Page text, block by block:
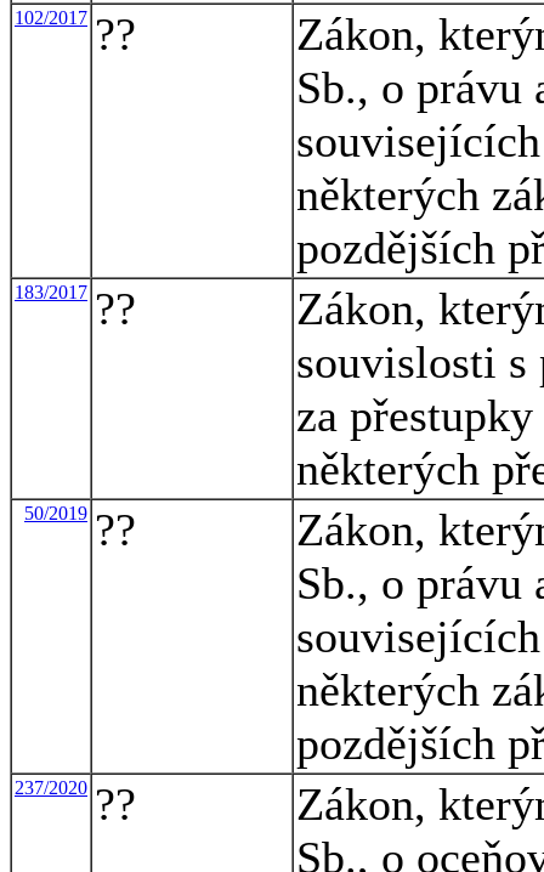
102/2017 ??
Zákon,
Sb., o právu
některých
pozdějších
183/2017 ??
Zákon,
souvislosti s
za
některých
50/2019 ??
Zákon,
Sb., o právu
některých
pozdějších
237/2020 ??
Zákon,
Sb., o